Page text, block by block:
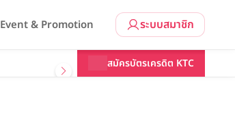
ระบบสมาชิก
Event & Promotion
สมัครบัตรเครดิต KTC